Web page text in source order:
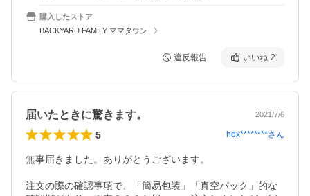
購入したストア
BACKYARD FAMILY ママタウン
違反報告 いいね 2
届いたときに驚きます。 2021/7/6
5 hdx********さん
無事届きました。ありがとうございます。
注文の際の確認事項で、「簡易包装」「真空パック」的な